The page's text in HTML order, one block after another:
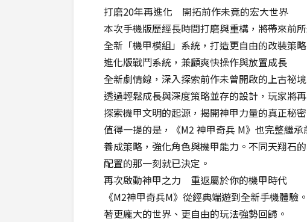
打磨20年再進化 開拓前作未竟的宏大世界
本次手機版歷經長時間打磨與重構，將帶來前
全新「機甲模組」系統，打造更自由的改裝策略
進化版戰鬥系統，兼顧爽快操作與放置成長
全新劇情線，深入探索前作未曾開啟的上古祕
透過輕鬆成長與深度策略並存的設計，玩家將
探索機甲文明的起源，揭開神甲力量的真正秘密
值得一提的是，《M2 神甲奇兵 M》也完整繼
養成策略，強化角色與機甲能力。不同天翔石
配置的那一刻就已決定。
再次啟動神甲之力 重返屬於你的機甲時代
《M2神甲奇兵M》從經典端遊到全新手機體
著更龐大的世界、更自由的玩法強勢回歸。